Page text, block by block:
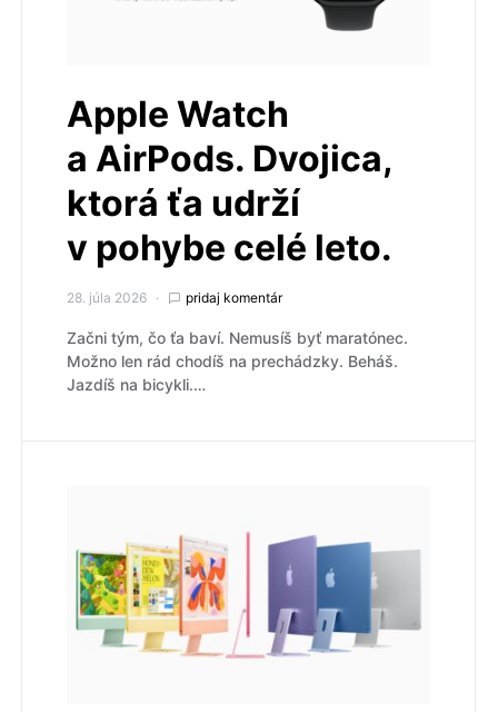
Apple Watch
a AirPods. Dvojica,
ktorá ťa udrží
v pohybe celé leto.
28. júla 2026 pridaj komentár
Začni tým, čo ťa baví. Nemusíš byť maratónec.
Možno len rád chodíš na prechádzky. Beháš.
Jazdíš na bicykli.…